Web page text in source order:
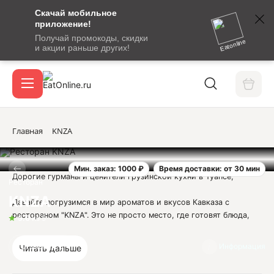
Скачай мобильное
приложение!
Получай промокоды, скидки
и акции раньше других!
Eatonline
сообщение
кодом
подтверждения
Вход / регистрация
Акции
Главная KNZA
Мин. заказ: 1000 ₽
Время доставки: от 30 мин
Ресторан
KNZA
5.0 из 5
Отзывы 3
Дорогие гурманы и ценители грузинской кухни в Туапсе,
Давайте погрузимся в мир ароматов и вкусов Кавказа с
рестораном "KNZA". Это не просто место, где готовят блюда,
Читать дальше